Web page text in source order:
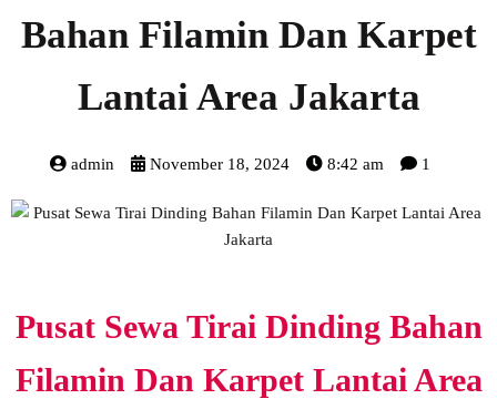
Bahan Filamin Dan Karpet
Lantai Area Jakarta
admin November 18, 2024 8:42 am 1
Pusat Sewa Tirai Dinding Bahan
Filamin Dan Karpet Lantai Area